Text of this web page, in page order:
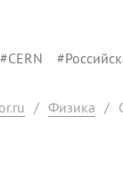
CERN #
/ Физика /